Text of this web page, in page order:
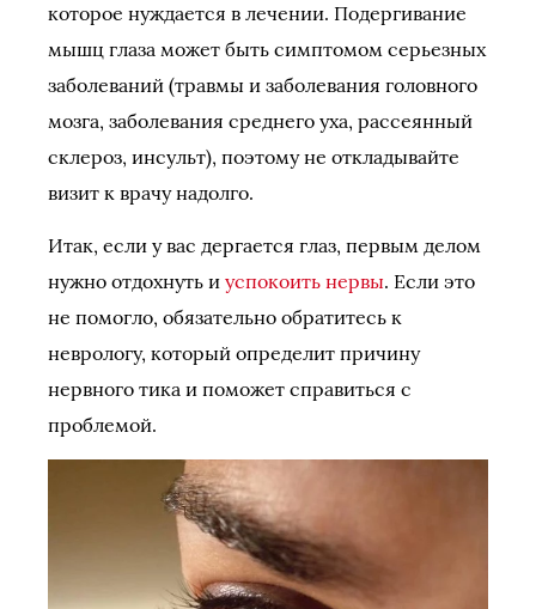
которое нуждается в лечении. Подергивание
мышц глаза может быть симптомом серьезных
заболеваний (травмы и заболевания головного
мозга, заболевания среднего уха, рассеянный
склероз, инсульт), поэтому не откладывайте
визит к врачу надолго.
Итак, если у вас дергается глаз, первым делом
нужно отдохнуть и успокоить нервы. Если это
не помогло, обязательно обратитесь к
неврологу, который определит причину
нервного тика и поможет справиться с
проблемой.